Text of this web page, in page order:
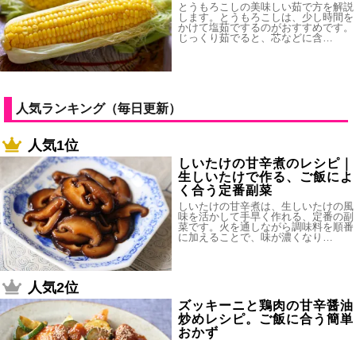
とうもろこしの美味しい茹で方を解説
します。とうもろこしは、少し時間を
かけて塩茹でするのがおすすめです。
じっくり茹でると、芯などに含…
人気ランキング（毎日更新）
人気1位
しいたけの甘辛煮のレシピ｜
生しいたけで作る、ご飯によ
く合う定番副菜
しいたけの甘辛煮は、生しいたけの風
味を活かして手早く作れる、定番の副
菜です。火を通しながら調味料を順番
に加えることで、味が濃くなり…
人気2位
ズッキーニと鶏肉の甘辛醤油
炒めレシピ。ご飯に合う簡単
おかず